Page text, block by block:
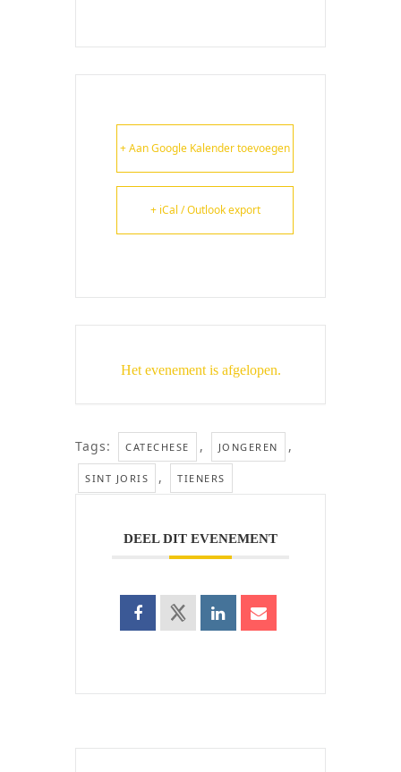
+ Aan Google Kalender toevoegen
+ iCal / Outlook export
Het evenement is afgelopen.
Tags: CATECHESE , JONGEREN ,
SINT JORIS , TIENERS
DEEL DIT EVENEMENT